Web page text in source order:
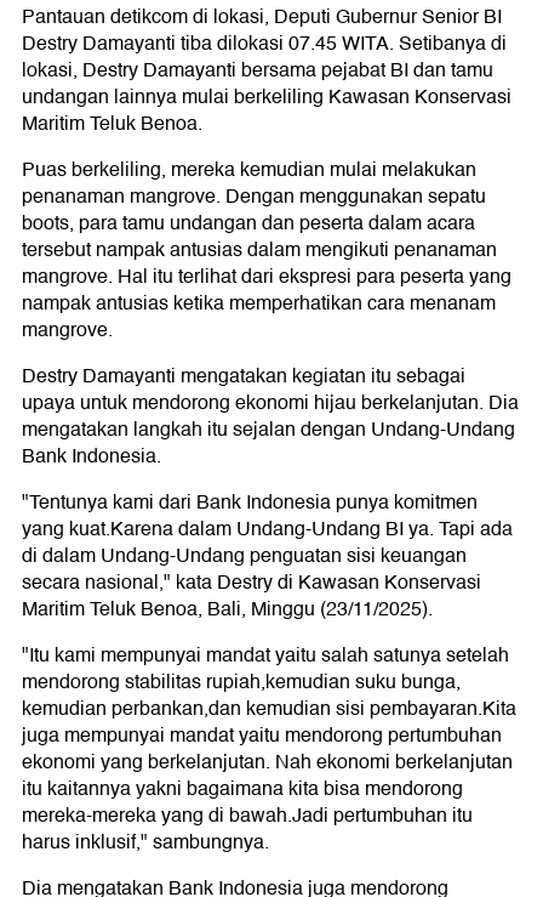
Pantauan detikcom di lokasi, Deputi Gubernur Senior BI
Destry Damayanti tiba dilokasi 07.45 WITA. Setibanya di
lokasi, Destry Damayanti bersama pejabat BI dan tamu
undangan lainnya mulai berkeliling Kawasan Konservasi
Maritim Teluk Benoa.
Puas berkeliling, mereka kemudian mulai melakukan
penanaman mangrove. Dengan menggunakan sepatu
boots, para tamu undangan dan peserta dalam acara
tersebut nampak antusias dalam mengikuti penanaman
mangrove. Hal itu terlihat dari ekspresi para peserta yang
nampak antusias ketika memperhatikan cara menanam
mangrove.
Destry Damayanti mengatakan kegiatan itu sebagai
upaya untuk mendorong ekonomi hijau berkelanjutan. Dia
mengatakan langkah itu sejalan dengan Undang-Undang
Bank Indonesia.
"Tentunya kami dari Bank Indonesia punya komitmen
yang kuat.Karena dalam Undang-Undang BI ya. Tapi ada
di dalam Undang-Undang penguatan sisi keuangan
secara nasional," kata Destry di Kawasan Konservasi
Maritim Teluk Benoa, Bali, Minggu (23/11/2025).
"Itu kami mempunyai mandat yaitu salah satunya setelah
mendorong stabilitas rupiah,kemudian suku bunga,
kemudian perbankan,dan kemudian sisi pembayaran.Kita
juga mempunyai mandat yaitu mendorong pertumbuhan
ekonomi yang berkelanjutan. Nah ekonomi berkelanjutan
itu kaitannya yakni bagaimana kita bisa mendorong
mereka-mereka yang di bawah.Jadi pertumbuhan itu
harus inklusif," sambungnya.
Dia mengatakan Bank Indonesia juga mendorong